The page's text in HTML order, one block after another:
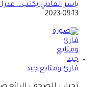
ياسر الفادني يكتب…
2023-09-13
قارئ ومتابع جيد